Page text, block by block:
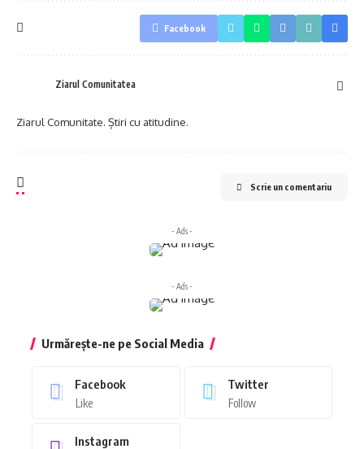
Facebook
Ziarul Comunitatea
Ziarul Comunitate. Știri cu atitudine.
Scrie un comentariu
- Ads -
- Ads -
Urmărește-ne pe Social Media
Facebook
Like
Twitter
Follow
Instagram